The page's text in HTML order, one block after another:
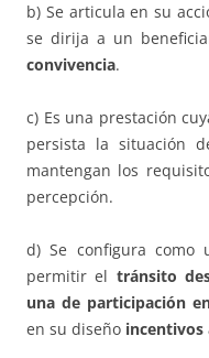
b) Se articula en su
se dirija a un
convivencia.
c) Es una prestación
persista la situación
mantengan los
percepción.
d) Se configura
permitir el tránsito
una de participación
en su diseño incentivos